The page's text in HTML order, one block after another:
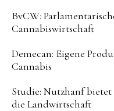
BvCW:
Cannabiswirtschaft
Demecan: Eigene
Cannabis
Studie: Nutzhanf
die Landwirtschaft